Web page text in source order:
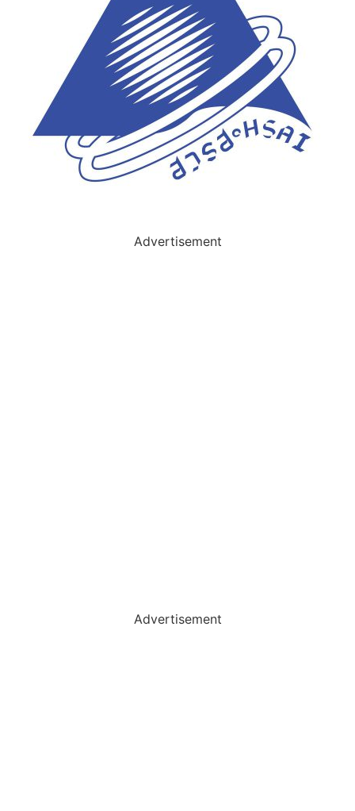
Advertisement
Advertisement